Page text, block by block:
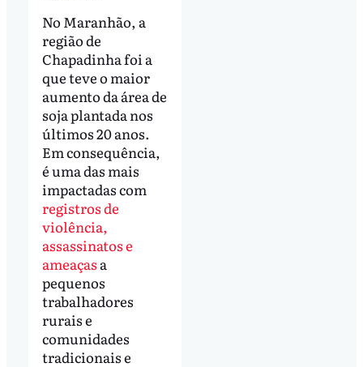
No Maranhão, a
região de
Chapadinha foi a
que teve o maior
aumento da área de
soja plantada nos
últimos 20 anos.
Em consequência,
é uma das mais
impactadas com
registros de
violência,
assassinatos e
ameaças a
pequenos
trabalhadores
rurais e
comunidades
tradicionais e